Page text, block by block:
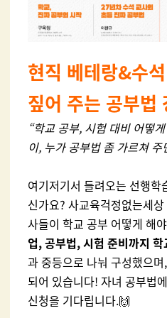
현직 베테랑&수
짚어 주는 공부법
“학교 공부, 시험 대비 어떻
이, 누가 공부법 좀 가르쳐 주
여기저기서 들려오는 선행
신가요? 사교육걱정없는세
사들이 학교 공부 어떻게 해
업, 공부법, 시험 준비까지 학
과 중등으로 나눠 구성했으며,
되어 있습니다! 자녀 공부법
신청을 기다립니다.🙌